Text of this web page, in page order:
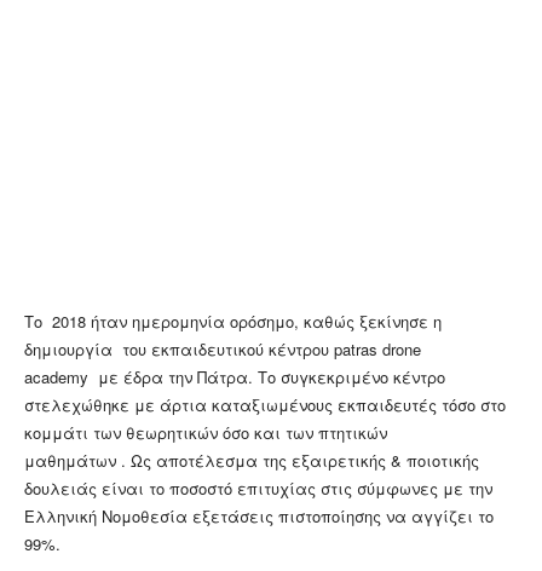
Το 2018 ήταν ημερομηνία ορόσημο, καθώς ξεκίνησε η
δημιουργία του εκπαιδευτικού κέντρου patras drone
academy με έδρα την Πάτρα. Το συγκεκριμένο κέντρο
στελεχώθηκε με άρτια καταξιωμένους εκπαιδευτές τόσο στο
κομμάτι των θεωρητικών όσο και των πτητικών
μαθημάτων . Ως αποτέλεσμα της εξαιρετικής & ποιοτικής
δουλειάς είναι το ποσοστό επιτυχίας στις σύμφωνες με την
Ελληνική Νομοθεσία εξετάσεις πιστοποίησης να αγγίζει το
99%.